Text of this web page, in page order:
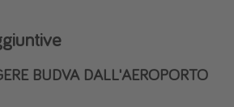
BUDVA DALL'AEROPORTO